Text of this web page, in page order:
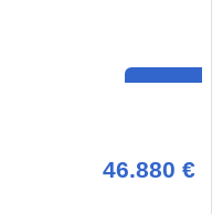
46.880 €